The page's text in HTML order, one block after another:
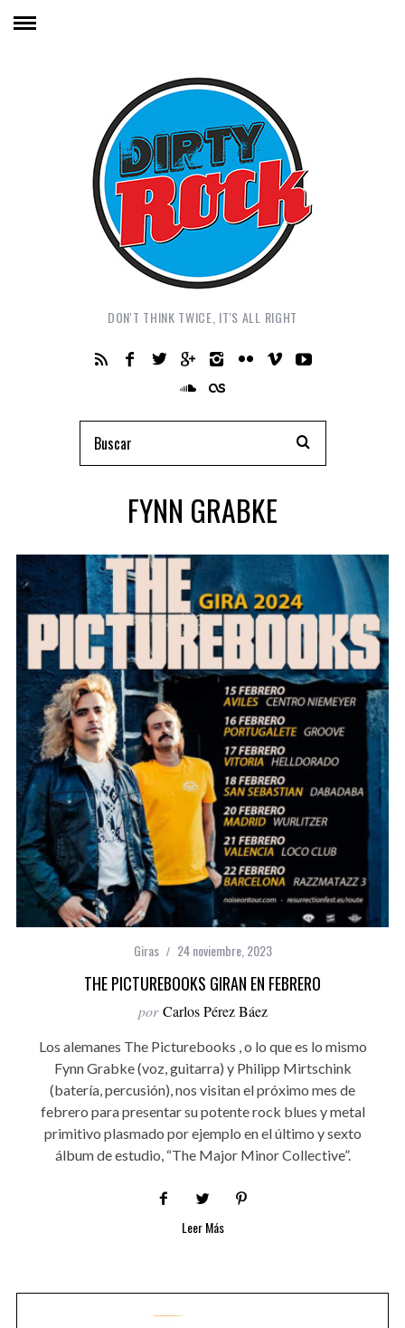
DON'T THINK TWICE, IT'S ALL RIGHT
FYNN GRABKE
Giras 24 noviembre, 2023
THE PICTUREBOOKS GIRAN EN FEBRERO
por Carlos Pérez Báez
Los alemanes The Picturebooks , o lo que es lo mismo
Fynn Grabke (voz, guitarra) y Philipp Mirtschink
(batería, percusión), nos visitan el próximo mes de
febrero para presentar su potente rock blues y metal
primitivo plasmado por ejemplo en el último y sexto
álbum de estudio, “The Major Minor Collective”.
Leer Más